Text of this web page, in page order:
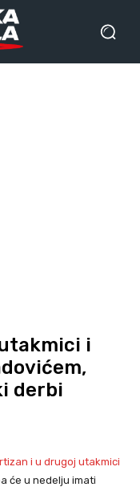
i
derbi
i u drugoj utakmici
će u nedelju imati